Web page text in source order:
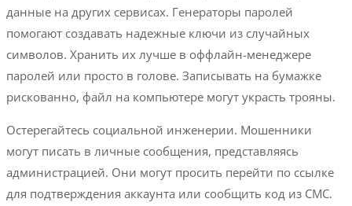
данные на других сервисах. Генераторы паролей
помогают создавать надежные ключи из случайных
символов. Хранить их лучше в оффлайн-менеджере
паролей или просто в голове. Записывать на бумажке
рискованно, файл на компьютере могут украсть трояны.
Остерегайтесь социальной инженерии. Мошенники
могут писать в личные сообщения, представляясь
администрацией. Они могут просить перейти по ссылке
для подтверждения аккаунта или сообщить код из СМС.